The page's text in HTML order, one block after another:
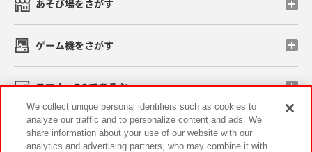
あそび場をさがす
ゲーム機をさがす
スマホ・PCであそぶ
イベント・キャンペーン
We collect unique personal identifiers such as cookies to
analyze our traffic and to personalize content and ads. We
share information about your use of our website with our
analytics and advertising partners, who may combine it with